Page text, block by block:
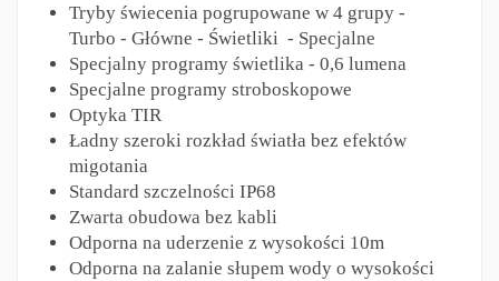
Tryby świecenia pogrupowane w 4 grupy -
Turbo - Główne - Świetliki - Specjalne
Specjalny programy świetlika - 0,6 lumena
Specjalne programy stroboskopowe
Optyka TIR
Ładny szeroki rozkład światła bez efektów
migotania
Standard szczelności IP68
Zwarta obudowa bez kabli
Odporna na uderzenie z wysokości 10m
Odporna na zalanie słupem wody o wysokości